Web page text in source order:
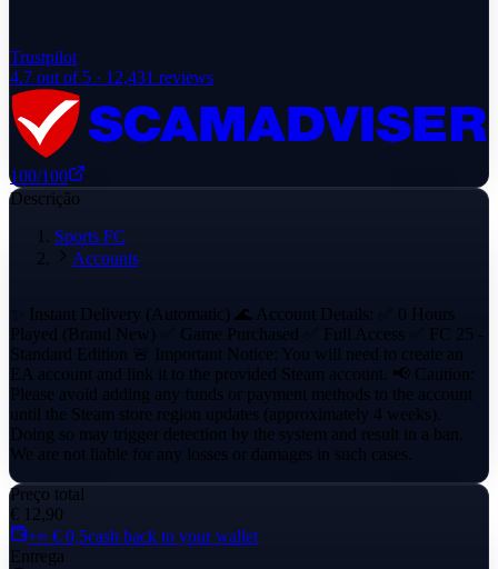
Trustpilot
4.7 out of 5 · 12,431 reviews
100/100
Descrição
Sports FC
Accounts
✨ Instant Delivery (Automatic) 🌊 Account Details: ✅ 0 Hours
Played (Brand New) ✅ Game Purchased ✅ Full Access ✅ FC 25 -
Standard Edition 🚨 Important Notice: You will need to create an
EA account and link it to the provided Steam account. 📢 Caution:
Please avoid adding any funds or payment methods to the account
until the Steam store region updates (approximately 4 weeks).
Doing so may trigger detection by the system and result in a ban.
We are not liable for any losses or damages in such cases.
Preço total
€ 12,90
+≈ € 0,5cash back to your wallet
Entrega